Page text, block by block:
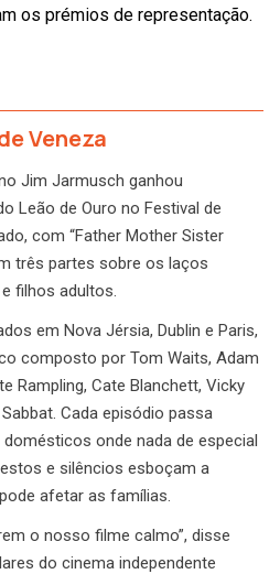
os prémios de representação.
Veneza
Jim Jarmusch ganhou
Leão de Ouro no Festival de
com “Father Mother Sister
três partes sobre os laços
filhos adultos.
em Nova Jérsia, Dublin e Paris,
composto por Tom Waits, Adam
Rampling, Cate Blanchett, Vicky
Cada episódio passa
onde nada de especial
e silêncios esboçam a
afetar as famílias.
o nosso filme calmo”, disse
do cinema independente